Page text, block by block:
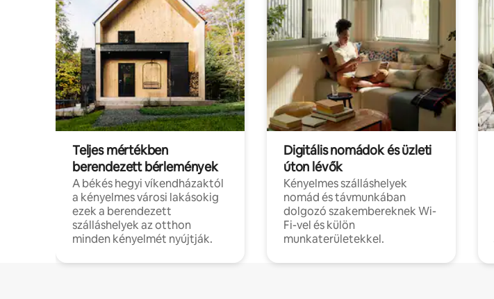
Teljes mértékben
berendezett bérlemények
A békés hegyi víkendházaktól
a kényelmes városi lakásokig
ezek a berendezett
szálláshelyek az otthon
minden kényelmét nyújtják.
Digitális nomádok és üzleti
úton lévők
Kényelmes szálláshelyek
nomád és távmunkában
dolgozó szakembereknek Wi-
Fi-vel és külön
munkaterületekkel.